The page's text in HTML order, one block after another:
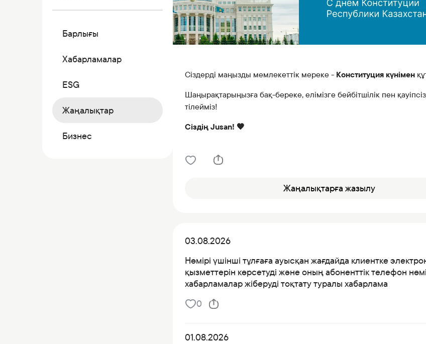
Kaspi QR
Банкте жұмыс істеу
Азаматтарды қабылдау
Барлығы
Хабарламалар
ESG
Жаңалықтар
Бизнес
Сіздерді маңызды мемлекеттік мереке - Конституция күнімен
Шаңырақтарыңызға бақ-береке, елімізге бейбітшілік пен
тілейміз!
Сіздің Jusan! 🧡
Жаңалықтарға жазылу
03.08.2026
Нөмірі үшінші тұлғаға ауысқан жағдайда клиентке
қызметтерін көрсетуді және оның абоненттік телефон
хабарламалар жіберуді тоқтату туралы хабарлама
0
01.08.2026